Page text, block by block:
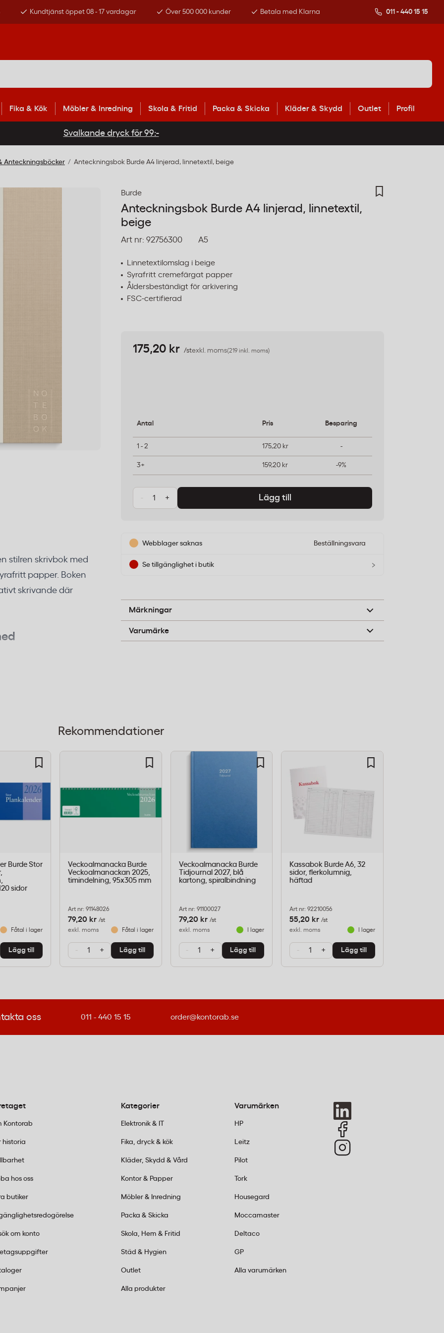
Kundtjänst öppet 08 - 17 vardagar Över 500 000 kunder Betala med Klarna 011 - 440 15 15
Fika & Kök Möbler & Inredning Skola & Fritid Packa & Skicka Kläder & Skydd Outlet Profil
Svalkande dryck för 99:-
Anteckningsböcker Anteckningsbok Burde A4 linjerad, linnetextil, beige
stilren skrivbok med
papper. Boken
skrivande där
Den robusta textilen
över
inte gulnar eller
många år,
enligt strikta miljö- och
krav på
Burde
Anteckningsbok Burde A4 linjerad, linnetextil,
beige
Art nr: 92756300 A5
Linnetextilomslag i beige
Syrafritt cremefärgat papper
Åldersbeständigt för arkivering
FSC-certifierad
175,20 kr /stexkl. moms(219 inkl. moms)
Antal Pris Besparing
1 - 2 175,20 kr -
3+ 159,20 kr -9%
- + Lägg till
Webblager saknas Beställningsvara
Se tillgänglighet i butik ›
Märkningar
FSC
Varumärke
Burde
Rekommendationer
Burde Stor
sidor
Fåtal i lager
Lägg till
Veckoalmanacka Burde
Veckoalmanackan 2025,
timindelning, 95x305 mm
Art nr: 91148026
79,20 kr /st
exkl. moms
Fåtal i lager
- + Lägg till
Veckoalmanacka Burde
Tidjournal 2027, blå
kartong, spiralbindning
Art nr: 91100027
79,20 kr /st
exkl. moms
I lager
- + Lägg till
Kassabok Burde A6, 32
sidor, flerkolumnig,
häftad
Art nr: 92210056
55,20 kr /st
exkl. moms
I lager
- + Lägg till
oss 011 - 440 15 15 order@kontorab.se
Kontorab
historia
hos oss
butiker
om konto
Kategorier
Elektronik & IT
Fika, dryck & kök
Kläder, Skydd & Vård
Kontor & Papper
Möbler & Inredning
Packa & Skicka
Skola, Hem & Fritid
Städ & Hygien
Outlet
Alla produkter
Varumärken
HP
Leitz
Pilot
Tork
Housegard
Moccamaster
Deltaco
GP
Alla varumärken